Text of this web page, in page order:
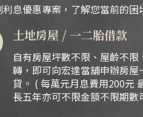
息優惠專案，了解您當前的困
土地房屋 / 一二胎借款
自有房屋坪數不限、屋齡不
轉，即可向宏達當舖申辦房
貸。 ( 每萬元月息費用200元
長五年亦可不限金額不限期數